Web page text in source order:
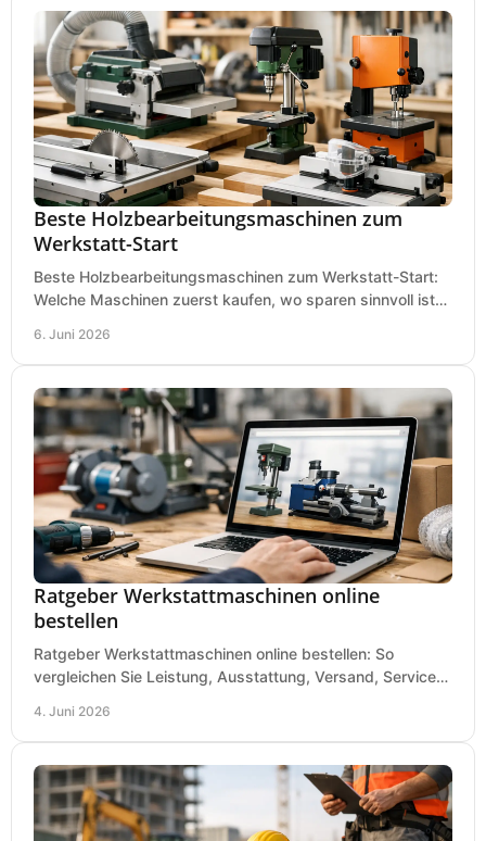
Beste Holzbearbeitungsmaschinen zum
Werkstatt-Start
Beste Holzbearbeitungsmaschinen zum Werkstatt-Start:
Welche Maschinen zuerst kaufen, wo sparen sinnvoll ist
6. Juni 2026
Ratgeber Werkstattmaschinen online
bestellen
Ratgeber Werkstattmaschinen online bestellen: So
vergleichen Sie Leistung, Ausstattung, Versand, Service
4. Juni 2026